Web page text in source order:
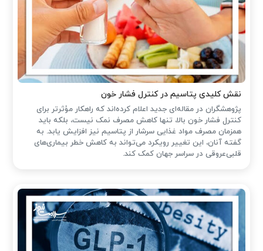
نقش کلیدی پتاسیم در کنترل فشار خون
پژوهشگران در مقاله‌ای جدید اعلام کرده‌اند که راهکار مؤثرتر برای
کنترل فشار خون بالا، تنها کاهش مصرف نمک نیست، بلکه باید
همزمان مصرف مواد غذایی سرشار از پتاسیم نیز افزایش یابد. به
گفته آنان، این تغییر رویکرد می‌تواند به کاهش خطر بیماری‌های
قلبی‌عروقی در سراسر جهان کمک کند.